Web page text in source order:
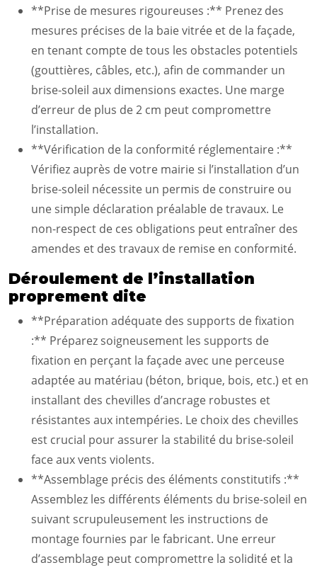
**Prise de mesures rigoureuses :** Prenez des
mesures précises de la baie vitrée et de la façade,
en tenant compte de tous les obstacles potentiels
(gouttières, câbles, etc.), afin de commander un
brise-soleil aux dimensions exactes. Une marge
d’erreur de plus de 2 cm peut compromettre
l’installation.
**Vérification de la conformité réglementaire :**
Vérifiez auprès de votre mairie si l’installation d’un
brise-soleil nécessite un permis de construire ou
une simple déclaration préalable de travaux. Le
non-respect de ces obligations peut entraîner des
amendes et des travaux de remise en conformité.
Déroulement de l’installation
proprement dite
**Préparation adéquate des supports de fixation
:** Préparez soigneusement les supports de
fixation en perçant la façade avec une perceuse
adaptée au matériau (béton, brique, bois, etc.) et en
installant des chevilles d’ancrage robustes et
résistantes aux intempéries. Le choix des chevilles
est crucial pour assurer la stabilité du brise-soleil
face aux vents violents.
**Assemblage précis des éléments constitutifs :**
Assemblez les différents éléments du brise-soleil en
suivant scrupuleusement les instructions de
montage fournies par le fabricant. Une erreur
d’assemblage peut compromettre la solidité et la